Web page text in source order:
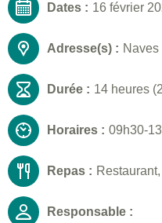
Dates : 16 février
Adresse(s) :
Durée : 14 heures
Horaires : 09h30-
Repas :
Responsable :